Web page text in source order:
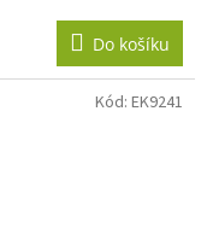
Do košíku
Kód: EK9241